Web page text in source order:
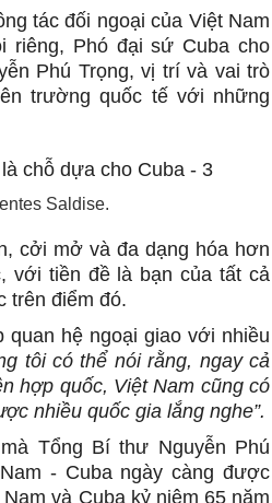
tác đối ngoại của Việt Nam
riêng, Phó đại sứ Cuba cho
Phú Trọng, vị trí và vai trò
trường quốc tế với những
Saldise.
cởi mở và đa dạng hóa hơn
với tiền đề là bạn của tất cả
trên điểm đó.
quan hệ ngoại giao với nhiều
tôi có thể nói rằng, ngay cả
hợp quốc, Việt Nam cũng có
nhiều quốc gia lắng nghe”.
Tổng Bí thư Nguyễn Phú
- Cuba ngày càng được
và Cuba kỷ niệm 65 năm